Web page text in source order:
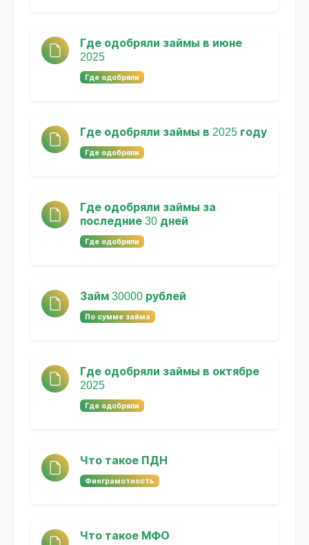
Где одобряли займы в июне
2025
Где одобряли
Где одобряли займы в 2025 году
Где одобряли
Где одобряли займы за
последние 30 дней
Где одобряли
Займ 30000 рублей
По сумме займа
Где одобряли займы в октябре
2025
Где одобряли
Что такое ПДН
Финграмотность
Что такое МФО